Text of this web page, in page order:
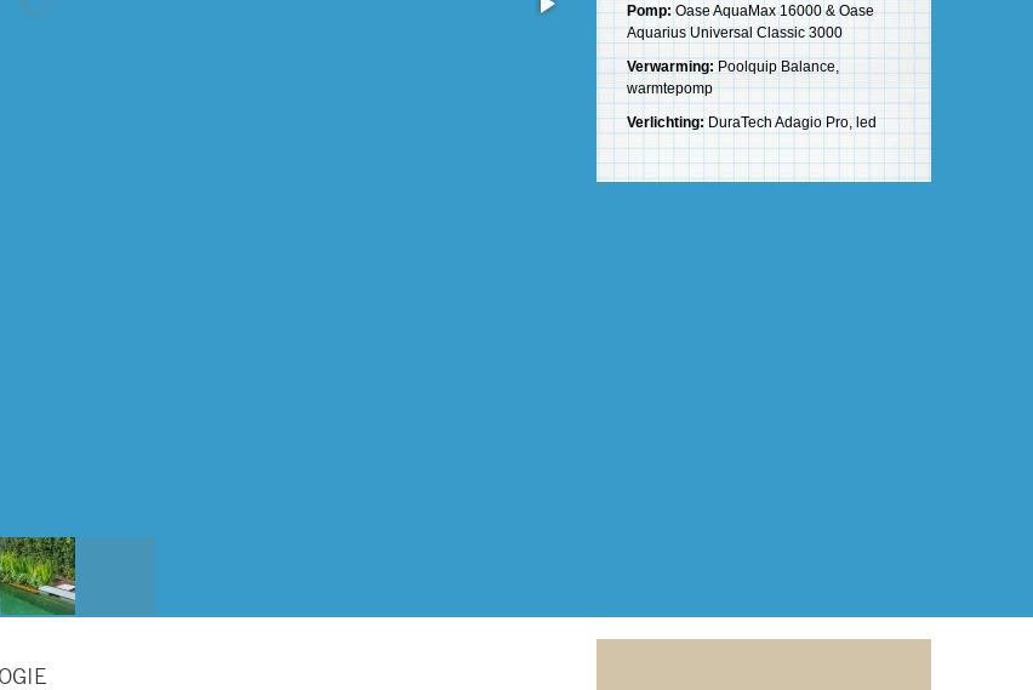
Pomp: Oase AquaMax 16000 & Oase
Aquarius Universal Classic 3000
Verwarming: Poolquip Balance,
warmtepomp
Verlichting: DuraTech Adagio Pro, led